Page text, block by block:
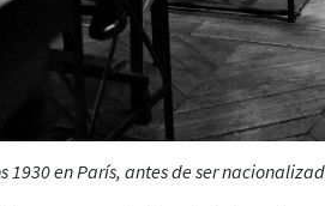
en París, antes de ser